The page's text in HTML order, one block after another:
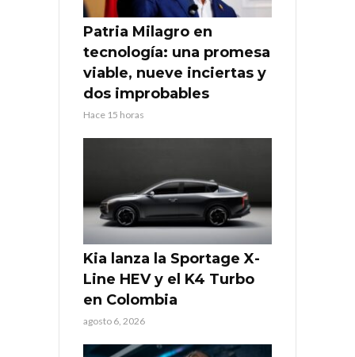
Patria Milagro en
tecnología: una promesa
viable, nueve inciertas y
dos improbables
Hace 15 horas
Kia lanza la Sportage X-
Line HEV y el K4 Turbo
en Colombia
agosto 6, 2026